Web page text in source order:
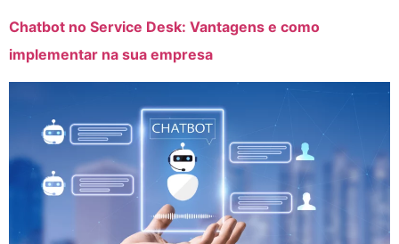
Chatbot no Service Desk: Vantagens e como
implementar na sua empresa